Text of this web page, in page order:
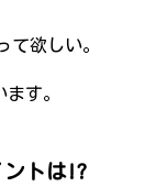
て欲しい。
す。
ントは!?